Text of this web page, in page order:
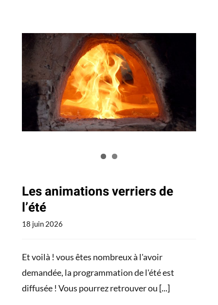
Les animations verriers de
l’été
Actualités
Les animations verriers de
l’été
18 juin 2026
Et voilà ! vous êtes nombreux à l'avoir
demandée, la programmation de l'été est
diffusée ! Vous pourrez retrouver ou [...]